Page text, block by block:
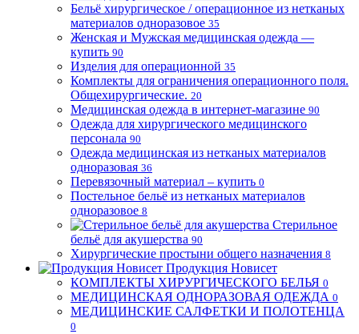
Бельё хирургическое / операционное из нетканых
материалов одноразовое 35
Женская и Мужская медицинская одежда —
купить 90
Изделия для операционной 35
Комплекты для ограничения операционного поля.
Общехирургические. 20
Медицинская одежда в интернет-магазине 90
Одежда для хирургического медицинского
персонала 90
Одежда медицинская из нетканых материалов
одноразовая 36
Перевязочный материал – купить 0
Постельное бельё из нетканых материалов
одноразовое 8
Стерильное
бельё для акушерства 90
Хирургические простыни общего назначения 8
Продукция Новисет
КОМПЛЕКТЫ ХИРУРГИЧЕСКОГО БЕЛЬЯ 0
МЕДИЦИНСКАЯ ОДНОРАЗОВАЯ ОДЕЖДА 0
МЕДИЦИНСКИЕ САЛФЕТКИ И ПОЛОТЕНЦА
0